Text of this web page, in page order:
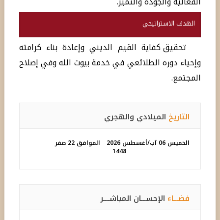
الهدف الاستراتيجي
تحقيق كفاية القيم الديني وإعادة بناء كرامته
وإحياء دوره الطلائعي في خدمة بيوت الله وفي إصلاح
المجتمع.
التاريخ الميلادي والهجري
الخميس 06 آب/أغسطس 2026 الموافق 22 صفر
1448
فضـــاء الإحســـان المباشــــر